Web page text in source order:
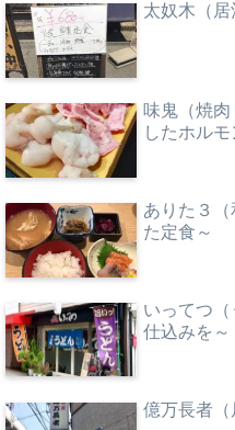
太奴木（居
味鬼（焼
したホルモ
ありた３（
た定食～
いってつ
仕込みを～
億万長者（